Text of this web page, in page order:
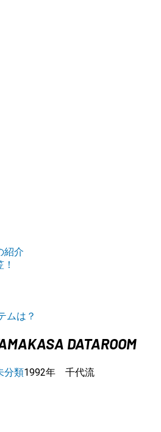
紹介
ムは？
DATAROOM
分類1992年 千代流